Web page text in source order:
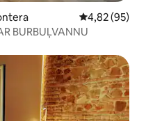
Vidējais
4,82 (95)
BURBUĻVANNU